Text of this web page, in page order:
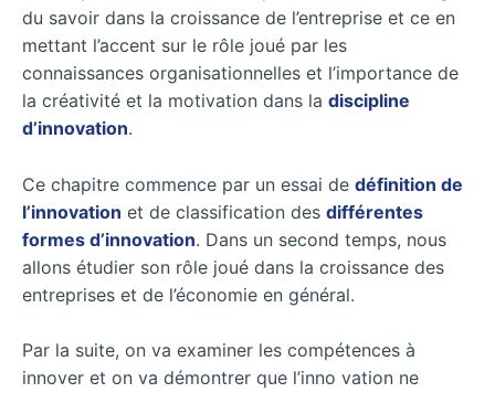
du savoir dans la croissance de l’entreprise et ce en
mettant l’accent sur le rôle joué par les
connaissances organisationnelles et l’importance de
la créativité et la motivation dans la discipline
d’innovation.
Ce chapitre commence par un essai de définition de
l’innovation et de classification des différentes
formes d’innovation. Dans un second temps, nous
allons étudier son rôle joué dans la croissance des
entreprises et de l’économie en général.
Par la suite, on va examiner les compétences à
innover et on va démontrer que l’inno vation ne